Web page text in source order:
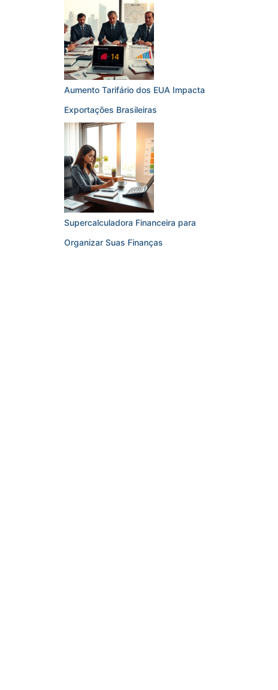
Aumento Tarifário dos EUA Impacta
Exportações Brasileiras
Supercalculadora Financeira para
Organizar Suas Finanças